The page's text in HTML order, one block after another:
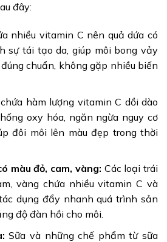
đây:
nhiều vitamin C nên quả dứa có
sự tái tạo da, giúp môi bong vảy
chuẩn, không gặp nhiều biến
hàm lượng vitamin C dồi dào
oxy hóa, ngăn ngừa nguy cơ
đôi môi lên màu đẹp trong thời
màu đỏ, cam, vàng: Các loại trái
vàng chứa nhiều vitamin C và
dụng đẩy nhanh quá trình sản
độ đàn hồi cho môi.
Sữa và những chế phẩm từ sữa